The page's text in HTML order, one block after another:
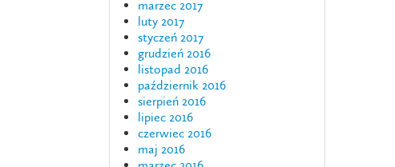
marzec 2017
luty 2017
styczeń 2017
grudzień 2016
listopad 2016
październik 2016
sierpień 2016
lipiec 2016
czerwiec 2016
maj 2016